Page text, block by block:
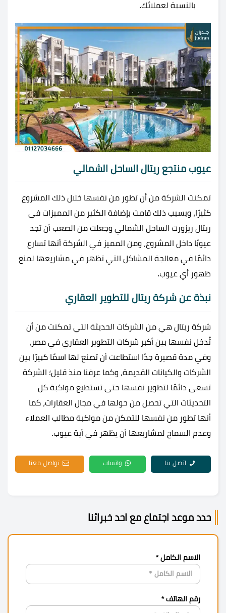
بالنسبة لعملائك.
عيوب منتجع ريتال الساحل الشمالي
تمكنت الشركة من أن تطور من نفسها خلال ذلك المشروع
كثيرًا، وبسبب ذلك قامت بإضافة الكثير من المميزات في
ريتال ريزورت الساحل الشمالي وجعلت من الصعب أن تجد
عيوبًا داخل المشروع، ومن المميز في الشركة أنها تسارع
دائمًا في معالجة المشاكل التي تظهر في مشاريعها لمنع
ظهور أي عيوب.
نبذة عن شركة ريتال للتطوير العقاري
شركة ريتال هي من الشركات الحديثة التي تمكنت من أن
تُدخل نفسها بين أكبر شركات التطوير العقاري في مصر،
وفي مدة قصيرة جدًا استطاعت أن تصنع لها اسمًا كبيرًا بين
الشركات والكيانات القديمة، وكما عرفنا منذ قليل؛ الشركة
تسعى دائمًا لتطوير نفسها حتى تستطيع مواكبة كل
التحديثات التي تحصل من حولها في مجال العقارات، كما
أنها تطور من نفسها للتمكن من مواكبة مطالب العملاء
وعدم السماح لمشاريعها أن يظهر في أية عيوب.
اتصل بنا واتساب تواصل معنا
حدد موعد اجتماع مع احد خبرائنا
الاسم الكامل *
رقم الهاتف *